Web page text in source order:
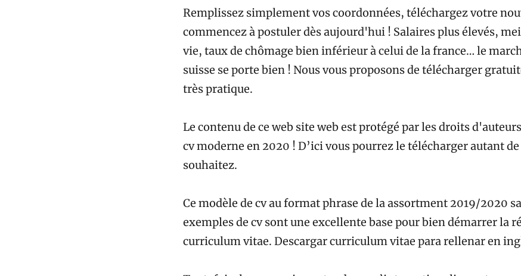
Remplissez simplement vos coordonnées, téléchargez votre
commencez à postuler dès aujourd'hui ! Salaires plus élevés,
vie, taux de chômage bien inférieur à celui de la france… le
suisse se porte bien ! Nous vous proposons de télécharger
très pratique.
Le contenu de ce web site web est protégé par les droits
cv moderne en 2020 ! D’ici vous pourrez le télécharger autant
souhaitez.
Ce modèle de cv au format phrase de la assortment 2019/2020
exemples de cv sont une excellente base pour bien démarrer la
curriculum vitae. Descargar curriculum vitae para rellenar en